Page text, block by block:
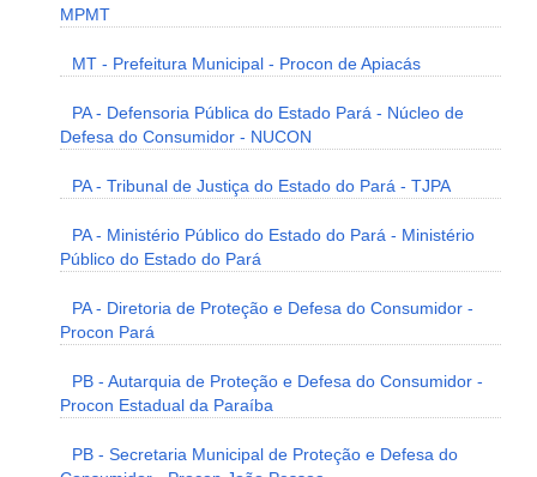
MPMT
MT - Prefeitura Municipal - Procon de Apiacás
PA - Defensoria Pública do Estado Pará - Núcleo de
Defesa do Consumidor - NUCON
PA - Tribunal de Justiça do Estado do Pará - TJPA
PA - Ministério Público do Estado do Pará - Ministério
Público do Estado do Pará
PA - Diretoria de Proteção e Defesa do Consumidor -
Procon Pará
PB - Autarquia de Proteção e Defesa do Consumidor -
Procon Estadual da Paraíba
PB - Secretaria Municipal de Proteção e Defesa do